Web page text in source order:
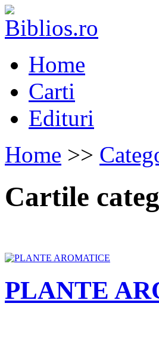
Home
Carti
Edituri
Home >>
Cartile
PLANTE